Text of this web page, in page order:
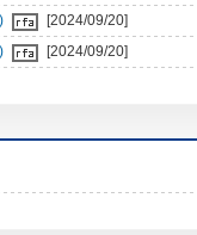
[2024/09/20]
[2024/09/20]